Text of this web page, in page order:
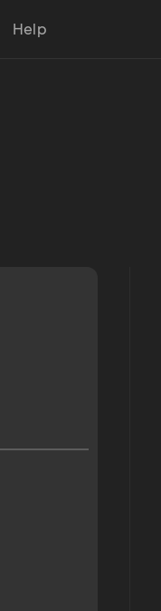
Help